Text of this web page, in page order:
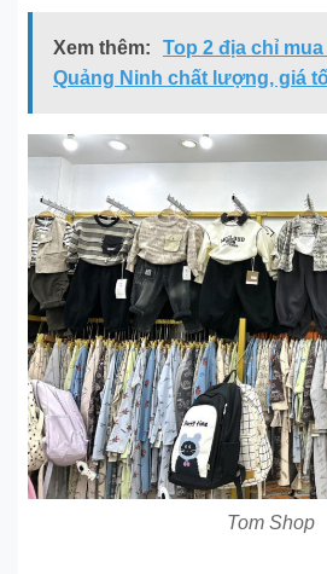
Xem thêm:
Top 2 địa chỉ
Quảng Ninh chất lượng, giá
Tom Shop